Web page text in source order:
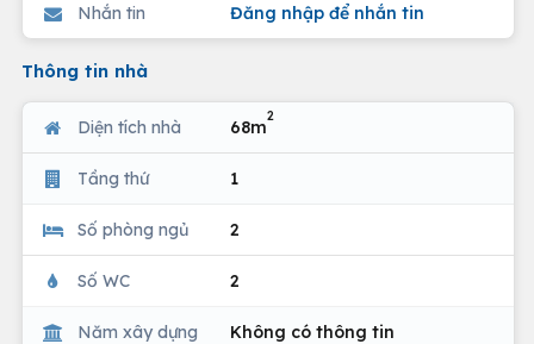
Nhắn tin Đăng nhập để nhắn tin
Thông tin nhà
Diện tích nhà 68m
2
Tầng thứ 1
Số phòng ngủ 2
Số WC 2
Năm xây dựng Không có thông tin